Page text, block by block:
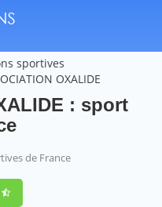
sportives
OXALIDE
: sport
de France